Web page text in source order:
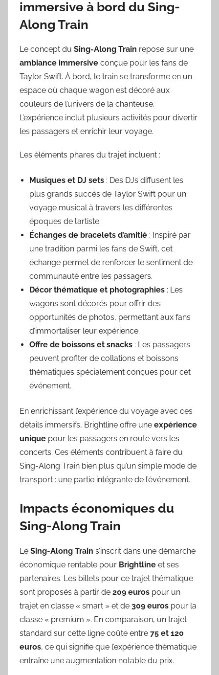
immersive à bord du Sing-
Along Train
Le concept du Sing-Along Train repose sur une
ambiance immersive conçue pour les fans de
Taylor Swift. À bord, le train se transforme en un
espace où chaque wagon est décoré aux
couleurs de l’univers de la chanteuse.
L’expérience inclut plusieurs activités pour divertir
les passagers et enrichir leur voyage.
Les éléments phares du trajet incluent :
Musiques et DJ sets : Des DJs diffusent les
plus grands succès de Taylor Swift pour un
voyage musical à travers les différentes
époques de l’artiste.
Échanges de bracelets d’amitié : Inspiré par
une tradition parmi les fans de Swift, cet
échange permet de renforcer le sentiment de
communauté entre les passagers.
Décor thématique et photographies : Les
wagons sont décorés pour offrir des
opportunités de photos, permettant aux fans
d’immortaliser leur expérience.
Offre de boissons et snacks : Les passagers
peuvent profiter de collations et boissons
thématiques spécialement conçues pour cet
événement.
En enrichissant l’expérience du voyage avec ces
détails immersifs, Brightline offre une expérience
unique pour les passagers en route vers les
concerts. Ces éléments contribuent à faire du
Sing-Along Train bien plus qu’un simple mode de
transport : une partie intégrante de l’événement.
Impacts économiques du
Sing-Along Train
Le Sing-Along Train s’inscrit dans une démarche
économique rentable pour Brightline et ses
partenaires. Les billets pour ce trajet thématique
sont proposés à partir de 209 euros pour un
trajet en classe « smart » et de 309 euros pour la
classe « premium ». En comparaison, un trajet
standard sur cette ligne coûte entre 75 et 120
euros, ce qui signifie que l’expérience thématique
entraîne une augmentation notable du prix.